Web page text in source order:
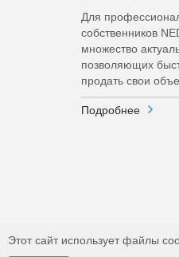
Для
собственников
множество
позволяющих
продать свои
Подробнее
Этот сайт использует файлы